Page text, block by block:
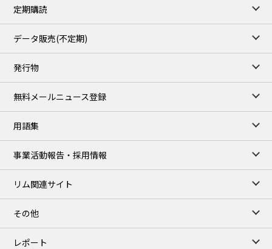
定期購読
データ販売(不定期)
発行物
無料メールニュース登録
用語集
事業活動報告・採用情報
リム関連サイト
その他
レポート